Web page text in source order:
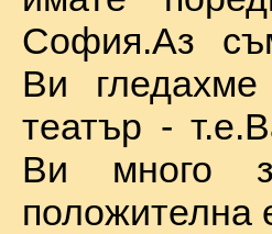
София.Аз
Ви
театър -
Ви много
положителна